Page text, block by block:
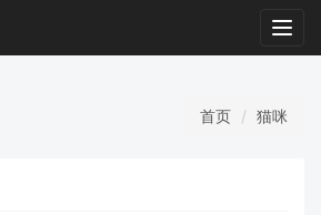
首页 猫咪